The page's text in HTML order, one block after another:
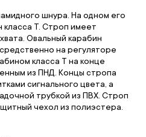
шнура. На одном его
класса Т. Строп имеет
Овальный карабин
на регуляторе
класса Т на конце
из ПНД. Концы стропа
сигнального цвета, а
трубкой из ПВХ. Строп
чехол из полиэстера.